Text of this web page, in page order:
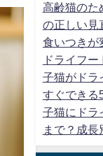
高齢猫のた
の正しい見
食いつきが
ドライフー
子猫がドラ
すぐできる
子猫にドラ
まで？成長